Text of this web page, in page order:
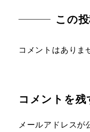
この
コメントはありま
コメントを残
メールアドレスが